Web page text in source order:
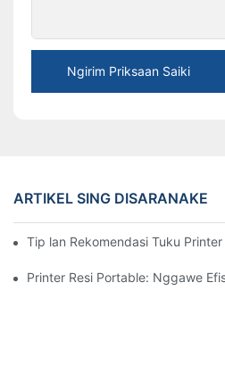
Ngirim Priksaan Saiki
ARTIKEL SING DISARANAKE
Tip lan Rekomendasi Tuku
Printer Resi Portable: Nggawe